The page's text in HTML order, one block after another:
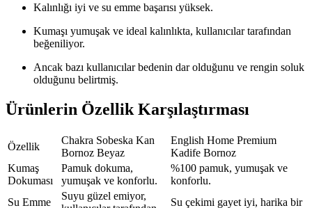
Kalınlığı iyi ve su emme başarısı yüksek.
Kumaşı yumuşak ve ideal kalınlıkta, kullanıcılar tarafından
beğeniliyor.
Ancak bazı kullanıcılar bedenin dar olduğunu ve rengin soluk
olduğunu belirtmiş.
Ürünlerin Özellik Karşılaştırması
Özellik
Chakra Sobeska Kan
Bornoz Beyaz
English Home Premium
Kadife Bornoz
Kumaş
Dokuması
Pamuk dokuma,
yumuşak ve konforlu.
%100 pamuk, yumuşak ve
konforlu.
Su Emme
Suyu güzel emiyor,
Su çekimi gayet iyi, harika bir